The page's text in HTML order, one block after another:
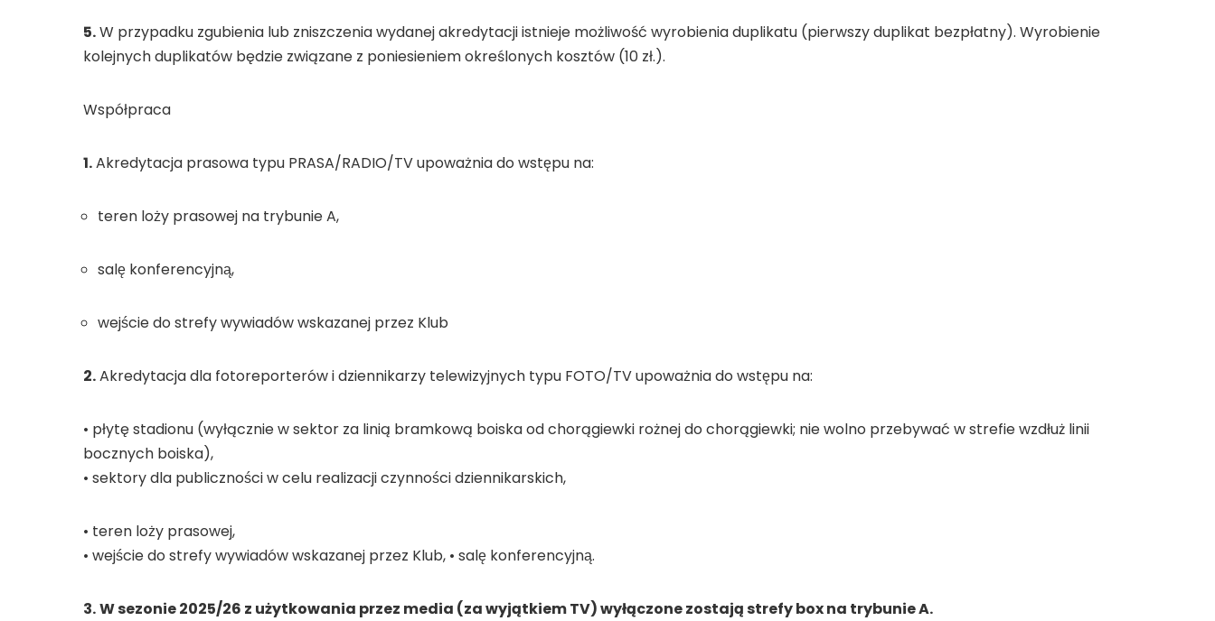
5.W przypadku zgubienia lub zniszczenia wydanej akredytacji istnieje możliwość wyrobienia duplikatu (pierwszy duplikat bezpłatny). Wyrobienie
kolejnych duplikatów będzie związane z poniesieniem określonych kosztów (10 zł.).
Współpraca
1.Akredytacja prasowa typu PRASA/RADIO/TV upoważnia do wstępu na:
teren loży prasowej na trybunie A,
salę konferencyjną,
wejście do strefy wywiadów wskazanej przez Klub
2.Akredytacja dla fotoreporterów i dziennikarzy telewizyjnych typu FOTO/TV upoważnia do wstępu na:
• płytę stadionu (wyłącznie w sektor za linią bramkową boiska od chorągiewki rożnej do chorągiewki; nie wolno przebywać w strefie wzdłuż linii
bocznych boiska),
• sektory dla publiczności w celu realizacji czynności dziennikarskich,
• teren loży prasowej,
• wejście do strefy wywiadów wskazanej przez Klub, • salę konferencyjną.
3.W sezonie 2025/26 z użytkowania przez media (za wyjątkiem TV) wyłączone zostają strefy box na trybunie A.